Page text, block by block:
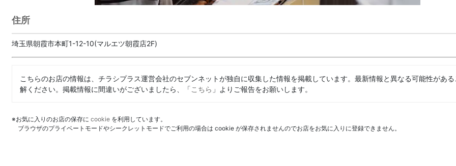
住所
埼玉県朝霞市本町1-12-10(マルエツ朝霞店2F)
こちらのお店の情報は、チラシプラス運営会社のセブンネットが独自に収集した情報を掲載しています。最新情報と異なる可能性があ
解ください。掲載情報に間違いがございましたら、「こちら 」よりご報告をお願いします。
※お気に入りのお店の保存に cookie を利用しています。
ブラウザのプライベートモードやシークレットモードでご利用の場合は cookie が保存されませんのでお店をお気に入りに登録できません。